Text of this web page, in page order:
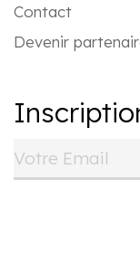
Contact
Devenir